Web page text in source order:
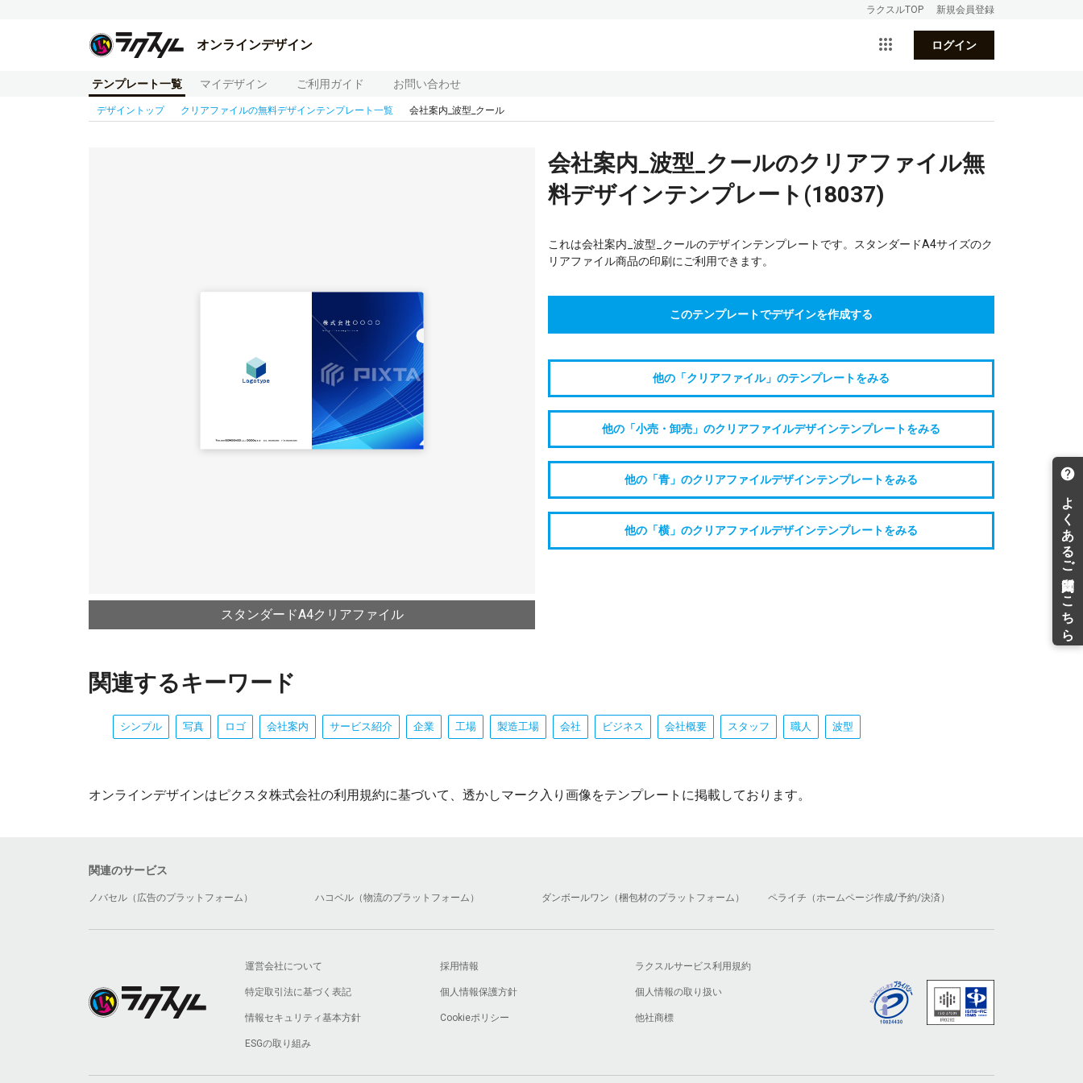
ラクスルTOP 新規会員登録
オンラインデザイン ログイン
テンプレート一覧 マイデザイン ご利用ガイド お問い合わせ
デザイントップ クリアファイルの無料デザインテンプレート一覧 会社案内_波型_クール
スタンダードA4クリアファイル
会社案内_波型_クールのクリアファイル無
料デザインテンプレート(18037)
これは会社案内_波型_クールのデザインテンプレートです。スタンダードA4サイズのク
リアファイル商品の印刷にご利用できます。
このテンプレートでデザインを作成する
他の「クリアファイル」のテンプレートをみる
他の「小売・卸売」のクリアファイルデザインテンプレートをみる
他の「青」のクリアファイルデザインテンプレートをみる
他の「横」のクリアファイルデザインテンプレートをみる
関連するキーワード
シンプル 写真 ロゴ 会社案内 サービス紹介 企業 工場 製造工場 会社 ビジネス 会社概要 スタッフ 職人 波型
オンラインデザインはピクスタ株式会社の利用規約に基づいて、透かしマーク入り画像をテンプレートに掲載しております。
関連のサービス
ノバセル（広告のプラットフォーム） ハコベル（物流のプラットフォーム） ダンボールワン（梱包材のプラットフォーム） ペライチ（ホームページ作成/予約/決済）
運営会社について 採用情報 ラクスルサービス利用規約
特定取引法に基づく表記 個人情報保護方針 個人情報の取り扱い
情報セキュリティ基本方針 Cookieポリシー 他社商標
ESGの取り組み